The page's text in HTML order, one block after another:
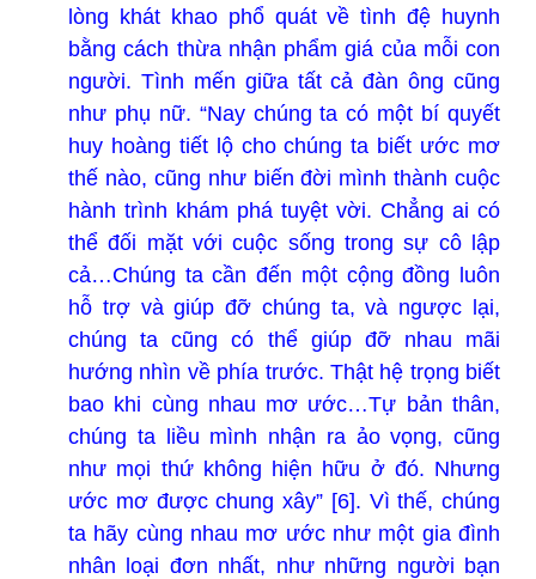
lòng khát khao phổ quát về tình đệ huynh
bằng cách thừa nhận phẩm giá của mỗi con
người. Tình mến giữa tất cả đàn ông cũng
như phụ nữ. “Nay chúng ta có một bí quyết
huy hoàng tiết lộ cho chúng ta biết ước mơ
thế nào, cũng như biến đời mình thành cuộc
hành trình khám phá tuyệt vời. Chẳng ai có
thể đối mặt với cuộc sống trong sự cô lập
cả…Chúng ta cần đến một cộng đồng luôn
hỗ trợ và giúp đỡ chúng ta, và ngược lại,
chúng ta cũng có thể giúp đỡ nhau mãi
hướng nhìn về phía trước. Thật hệ trọng biết
bao khi cùng nhau mơ ước…Tự bản thân,
chúng ta liều mình nhận ra ảo vọng, cũng
như mọi thứ không hiện hữu ở đó. Nhưng
ước mơ được chung xây” [6]. Vì thế, chúng
ta hãy cùng nhau mơ ước như một gia đình
nhân loại đơn nhất, như những người bạn